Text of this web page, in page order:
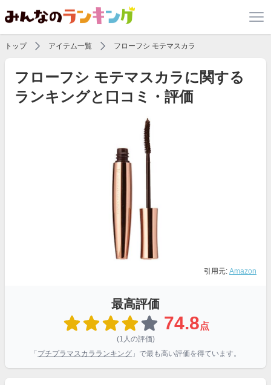
トップ アイテム一覧 フローフシ モテマスカラ
フローフシ モテマスカラに関する
ランキングと口コミ・評価
引用元: Amazon
最高評価
74.8点
(1人の評価)
「 プチプラマスカラランキング 」で最も高い評価を得ています。